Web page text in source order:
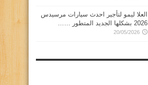
العلا ليمو لتأجير احدث سيارات مرسيدس
2026 بشكلها الجديد المتطور ……
20/05/2026